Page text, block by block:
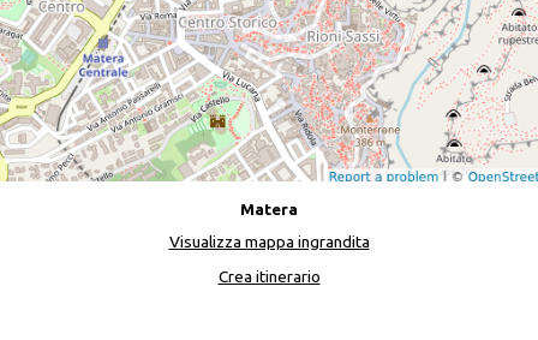
Matera
Visualizza mappa ingrandita
Crea itinerario